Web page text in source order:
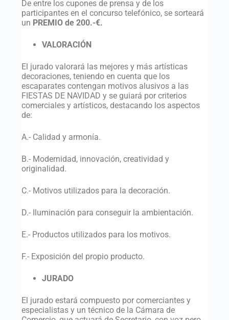
De entre los cupones de prensa y de los
participantes en el concurso telefónico, se sorteará
un PREMIO de 200.-€.
VALORACIÓN
El jurado valorará las mejores y más artísticas
decoraciones, teniendo en cuenta que los
escaparates contengan motivos alusivos a las
FIESTAS DE NAVIDAD y se guiará por criterios
comerciales y artísticos, destacando los aspectos
de:
A.- Calidad y armonía.
B.- Modernidad, innovación, creatividad y
originalidad.
C.- Motivos utilizados para la decoración.
D.- Iluminación para conseguir la ambientación.
E.- Productos utilizados para los motivos.
F.- Exposición del propio producto.
JURADO
El jurado estará compuesto por comerciantes y
especialistas y un técnico de la Cámara de